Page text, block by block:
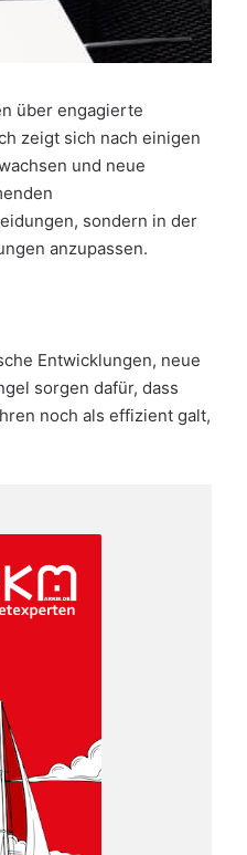
über engagierte
zeigt sich nach einigen
und neue
sondern in der
anzupassen.
Entwicklungen, neue
sorgen dafür, dass
noch als effizient galt,